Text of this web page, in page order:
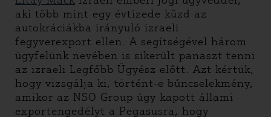
aki több mint egy évtizede küzd az
autokráciákba irányuló izraeli
fegyverexport ellen. A segítségével három
ügyfelünk nevében is sikerült panaszt tenni
az izraeli Legfőbb Ügyész előtt. Azt kértük,
hogy vizsgálja ki, történt-e bűncselekmény,
amikor az NSO Group úgy kapott állami
exportengedélyt a Pegasusra, hogy